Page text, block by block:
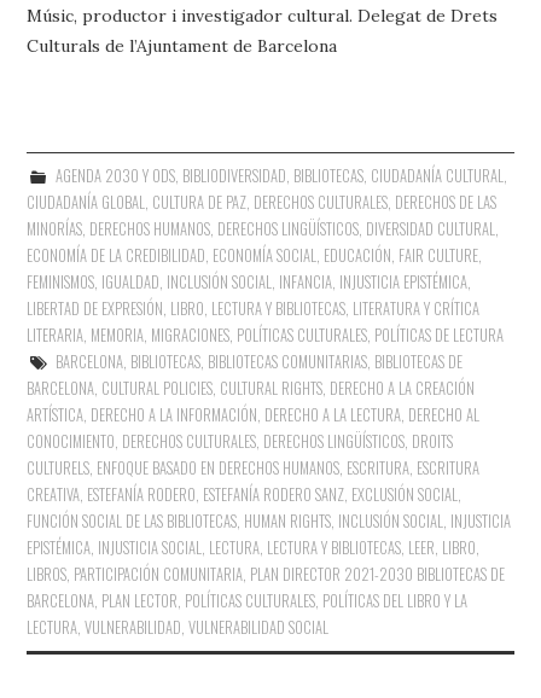
Músic, productor i investigador cultural. Delegat de Drets
Culturals de l’Ajuntament de Barcelona
AGENDA 2030 Y ODS, BIBLIODIVERSIDAD BIBLIOTECAS, CIUDADANÍA CULTURAL
CIUDADANÍA GLOBAL CULTURA DE PAZ DERECHOS CULTURALES DERECHOS DE LAS
MINORÍAS DERECHOS HUMANOS DERECHOS LINGÜÍSTICOS DIVERSIDAD CULTURAL
ECONOMÍA DE LA CREDIBILIDAD ECONOMÍA SOCIAL EDUCACIÓN FAIR CULTURE
FEMINISMOS IGUALDAD INCLUSIÓN SOCIAL INFANCIA INJUSTICIA EPISTÉMICA
LIBERTAD DE EXPRESIÓN LIBRO, LECTURA Y BIBLIOTECAS LITERATURA Y CRÍTICA
LITERARIA MEMORIA MIGRACIONES POLÍTICAS CULTURALES POLÍTICAS DE LECTURA
BARCELONA, BIBLIOTECAS, BIBLIOTECAS COMUNITARIAS, BIBLIOTECAS DE
BARCELONA CULTURAL POLICIES CULTURAL RIGHTS DERECHO A LA CREACIÓN
ARTÍSTICA DERECHO A LA INFORMACIÓN DERECHO A LA LECTURA DERECHO AL
CONOCIMIENTO DERECHOS CULTURALES DERECHOS LINGÜÍSTICOS DROITS
CULTURELS ENFOQUE BASADO EN DERECHOS HUMANOS ESCRITURA ESCRITURA
CREATIVA ESTEFANÍA RODERO ESTEFANÍA RODERO SANZ EXCLUSIÓN SOCIAL
FUNCIÓN SOCIAL DE LAS BIBLIOTECAS HUMAN RIGHTS INCLUSIÓN SOCIAL INJUSTICIA
EPISTÉMICA INJUSTICIA SOCIAL LECTURA LECTURA Y BIBLIOTECAS LEER LIBRO
LIBROS PARTICIPACIÓN COMUNITARIA PLAN DIRECTOR 2021-2030 BIBLIOTECAS DE
BARCELONA PLAN LECTOR POLÍTICAS CULTURALES POLÍTICAS DEL LIBRO Y LA
LECTURA ,VULNERABILIDAD ,VULNERABILIDAD SOCIAL